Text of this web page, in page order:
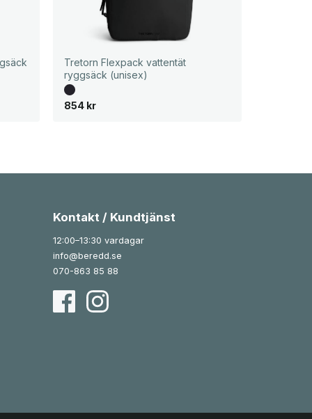
Tretorn Flexpack vattentät
ryggsäck (unisex)
854 kr
Kontakt / Kundtjänst
12:00–13:30 vardagar
info@beredd.se
070-863 85 88